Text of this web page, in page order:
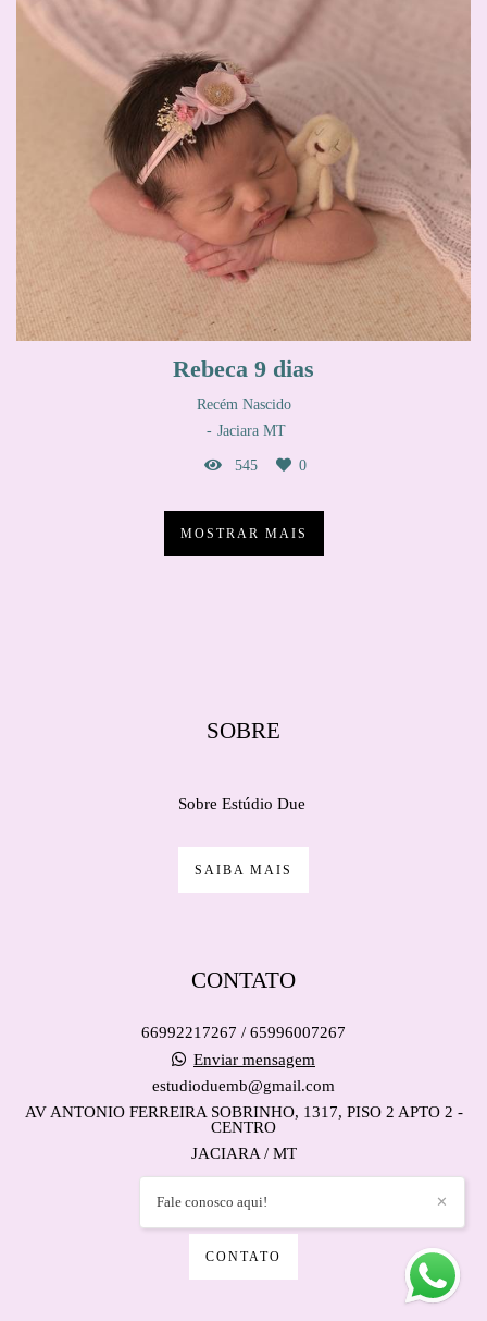
Rebeca 9 dias
Recém Nascido
Jaciara MT
545 0
MOSTRAR MAIS
SOBRE
Sobre Estúdio Due
SAIBA MAIS
CONTATO
66992217267 / 65996007267
Enviar mensagem
estudioduemb@gmail.com
AV ANTONIO FERREIRA SOBRINHO, 1317, PISO 2 APTO 2 -
CENTRO
JACIARA / MT
CONTATO
✕
Fale conosco aqui!